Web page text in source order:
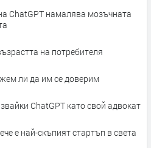
ChatGPT намалява мозъчната
на потребителя
ли да им се доверим
ChatGPT като свой адвокат
е най-скъпият стартъп в света